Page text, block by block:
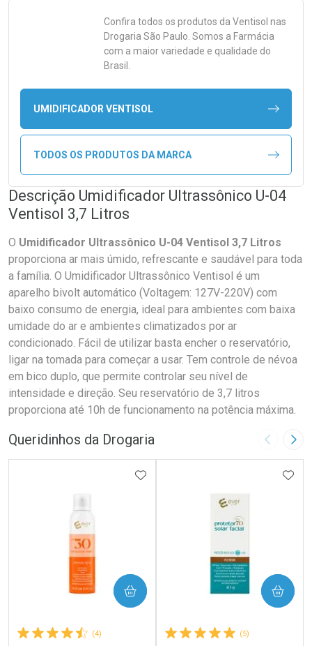
Confira todos os produtos da Ventisol nas
Drogaria São Paulo. Somos a Farmácia
com a maior variedade e qualidade do
Brasil.
UMIDIFICADOR VENTISOL
TODOS OS PRODUTOS DA MARCA
Descrição Umidificador Ultrassônico U-04
Ventisol 3,7 Litros
O Umidificador Ultrassônico U-04 Ventisol 3,7 Litros
proporciona ar mais úmido, refrescante e saudável para toda
a família. O Umidificador Ultrassônico Ventisol é um
aparelho bivolt automático (Voltagem: 127V-220V) com
baixo consumo de energia, ideal para ambientes com baixa
umidade do ar e ambientes climatizados por ar
condicionado. Fácil de utilizar basta encher o reservatório,
ligar na tomada para começar a usar. Tem controle de névoa
em bico duplo, que permite controlar seu nível de
intensidade e direção. Seu reservatório de 3,7 litros
proporciona até 10h de funcionamento na potência máxima.
Queridinhos da Drogaria Imagem
(4)
ADICIONAR AOS FAVORITOS
COMPRAR
(5)
COMPRAR